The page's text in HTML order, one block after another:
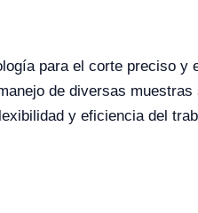
para el corte preciso y
de diversas
y eficiencia del